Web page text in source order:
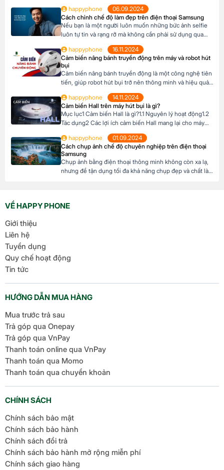
hợp, đảm bảo an toàn và hiệu quả khi sử dụng. Vậy, Hz là
gì và […]
happyphone
06.09.2024
Cách chỉnh chế độ làm đẹp trên điện thoại Samsung
Nếu bạn là một người luôn muốn những bức ảnh selfie
luôn tự tin và rạng rỡ mà không cần phải sử dụng qua
đẹp chính là trợ thủ đắc lực. Với vài thao tác đơn giản,
bạn sẽ sở hữu những bức ảnh […]
happyphone
16.11.2024
Cảm biến nâng bánh truyền động trên máy và robot hút
bụi
Cảm biến nâng bánh truyền động là một công nghệ tiên
tiến, giúp robot hút bụi trở nên thông minh và hiệu quả
chỉnh độ cao của bánh xe để thích ứng với mọi địa hình
trong ngôi nhài. Mục lục1 Cảm biến […]
happyphone
14.11.2024
Cảm biến Hall trên máy hút bụi là gì?
Mục lục1 Cảm biến Hall là gì?1.1 Nguyên lý hoạt động1.2
Tác dụng2 Các lợi ích cảm biến Hall mang lại cho máy
điện tử sử dụng hiệu ứng Hall để đo cường độ và hướng
của từ trường. Khi một […]
happyphone
01.09.2024
Cách chụp ảnh chế độ chuyên nghiệp trên điện thoại
Samsung
Chụp ảnh bằng điện thoại thông minh không còn xa lạ,
nhưng để tận dụng tối đa khả năng chụp đẹp và chất là
VỀ HAPPY PHONE
Giới thiệu
Liên hệ
Tuyển dụng
Quy chế hoạt động
Tin tức
HƯỚNG DẪN MUA HÀNG
Mua trước trả sau
Trả góp qua Onepay
Trả góp qua VnPay
Thanh toán online qua VnPay
Thanh toán qua Momo
Thanh toán qua chuyển khoản
CHÍNH SÁCH
Chính sách bảo mật
Chính sách bảo hành
Chính sách đổi trả
Chính sách bảo hành mở rộng miễn phí
Chính sách giao hàng